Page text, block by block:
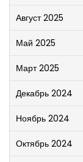
Август 2025
Май 2025
Март 2025
Декабрь 2024
Ноябрь 2024
Октябрь 2024